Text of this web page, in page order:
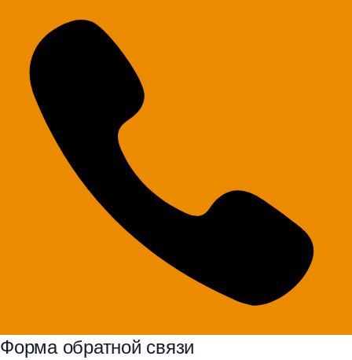
Форма обратной связи